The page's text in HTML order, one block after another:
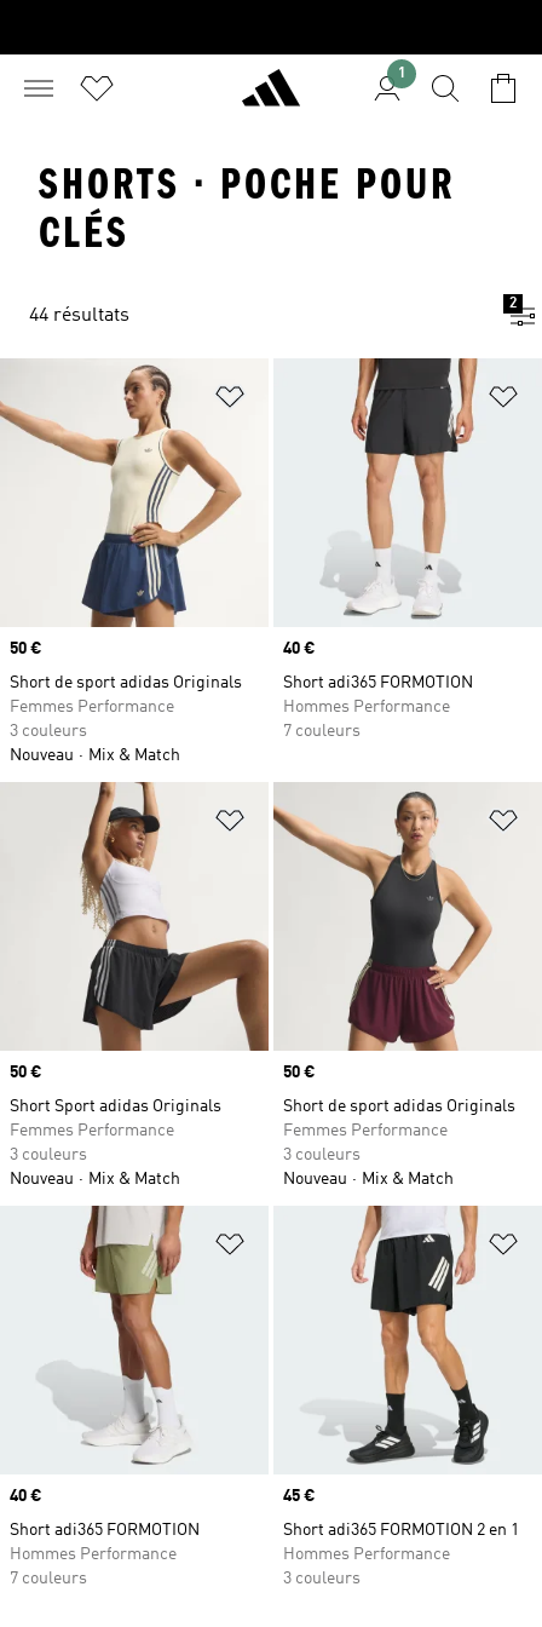
1
SHORTS · POCHE POUR
CLÉS
44 résultats
2
Ajouter à la Liste de produits
Prix
50 €
Short de sport adidas Originals
Femmes Performance
3 couleurs
Nouveau
Mix & Match
Prix
40 €
Short adi365 FORMOTION
Hommes Performance
7 couleurs
Ajouter à la Liste de produits
Prix
50 €
Short Sport adidas Originals
Femmes Performance
3 couleurs
Nouveau
Mix & Match
Prix
50 €
Short de sport adidas Originals
Femmes Performance
3 couleurs
Nouveau
Mix & Match
Ajouter à la Liste de produits
Prix
40 €
Short adi365 FORMOTION
Hommes Performance
7 couleurs
Prix
45 €
Short adi365 FORMOTION 2 en 1
Hommes Performance
3 couleurs